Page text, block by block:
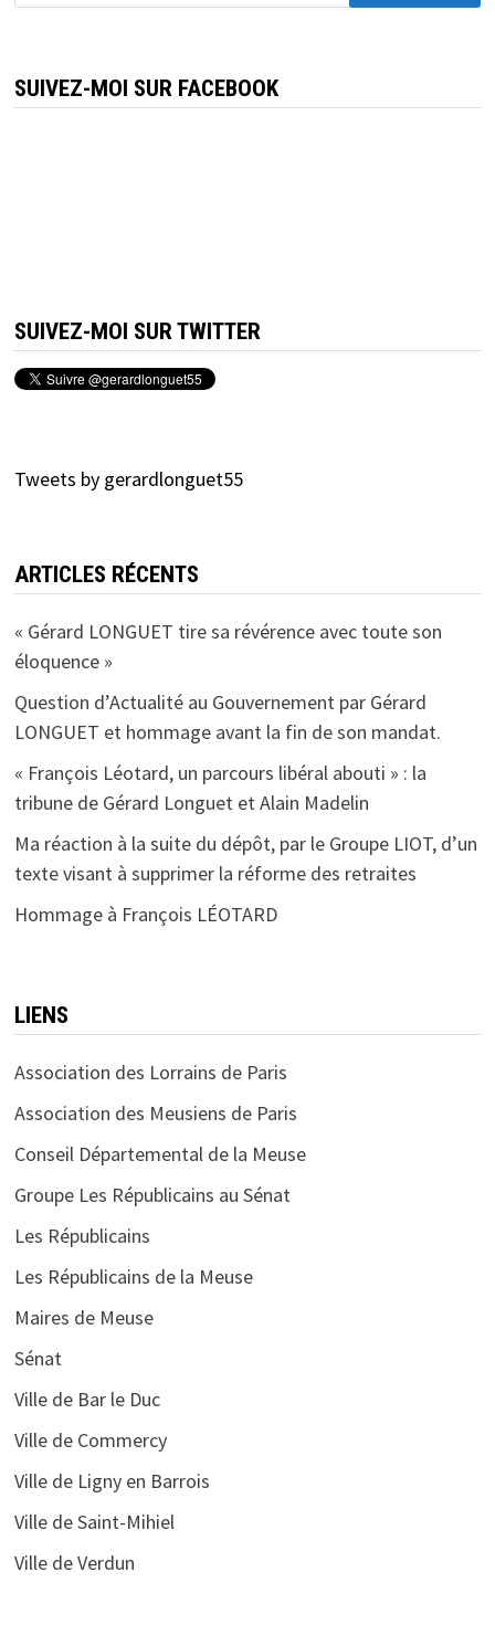
SUIVEZ-MOI SUR FACEBOOK
SUIVEZ-MOI SUR TWITTER
Tweets by gerardlonguet55
ARTICLES RÉCENTS
« Gérard LONGUET tire sa révérence avec toute son
éloquence »
Question d’Actualité au Gouvernement par Gérard
LONGUET et hommage avant la fin de son mandat.
« François Léotard, un parcours libéral abouti » : la
tribune de Gérard Longuet et Alain Madelin
Ma réaction à la suite du dépôt, par le Groupe LIOT, d’un
texte visant à supprimer la réforme des retraites
Hommage à François LÉOTARD
LIENS
Association des Lorrains de Paris
Association des Meusiens de Paris
Conseil Départemental de la Meuse
Groupe Les Républicains au Sénat
Les Républicains
Les Républicains de la Meuse
Maires de Meuse
Sénat
Ville de Bar le Duc
Ville de Commercy
Ville de Ligny en Barrois
Ville de Saint-Mihiel
Ville de Verdun